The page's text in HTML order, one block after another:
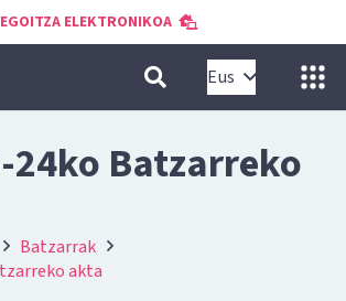
EGOITZA ELEKTRONIKOA
Eus
24ko Batzarreko
Batzarrak
akta